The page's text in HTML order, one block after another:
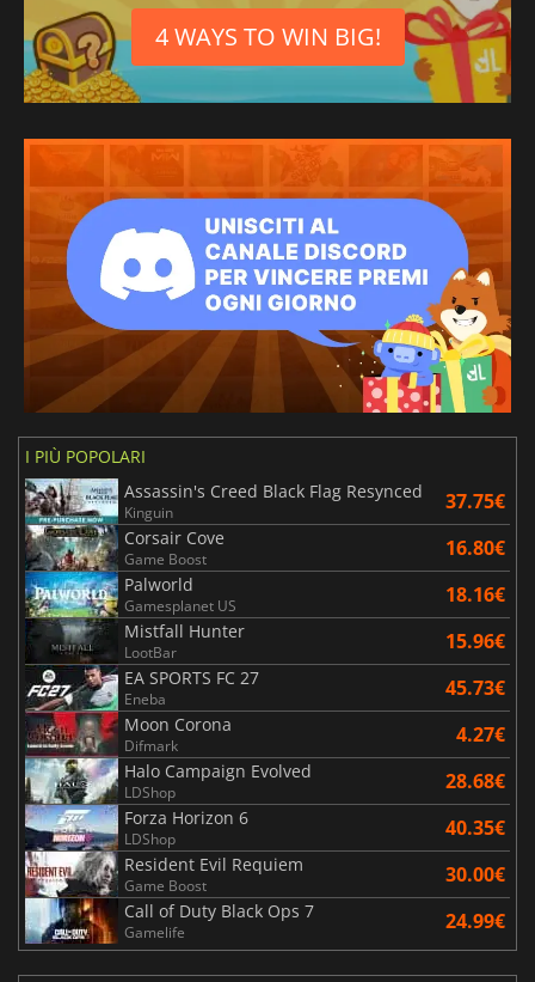
4 WAYS TO WIN BIG!
I PIÙ POPOLARI
Assassin's Creed Black Flag Resynced
Kinguin 37.75€
Corsair Cove
Game Boost 16.80€
Palworld
Gamesplanet US 18.16€
Mistfall Hunter
LootBar 15.96€
EA SPORTS FC 27
Eneba 45.73€
Moon Corona
Difmark 4.27€
Halo Campaign Evolved
LDShop 28.68€
Forza Horizon 6
LDShop 40.35€
Resident Evil Requiem
Game Boost 30.00€
Call of Duty Black Ops 7
Gamelife 24.99€